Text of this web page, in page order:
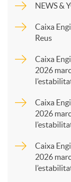
p
a
NEWS &
Caixa
Reus
Caixa
2026
Caixa
2026
Caixa
2026